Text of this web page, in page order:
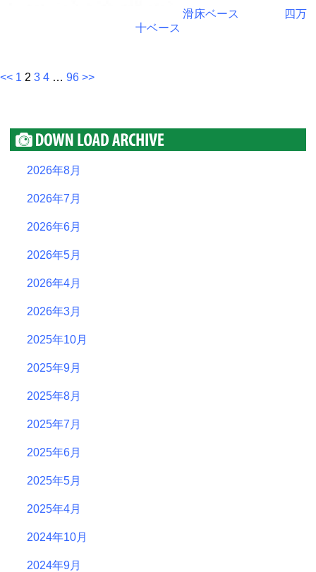
滑床ベース
四万
十ベース
<< 1 2 3 4 … 96 >>
2026年8月
2026年7月
2026年6月
2026年5月
2026年4月
2026年3月
2025年10月
2025年9月
2025年8月
2025年7月
2025年6月
2025年5月
2025年4月
2024年10月
2024年9月